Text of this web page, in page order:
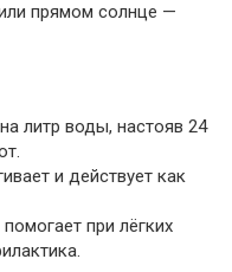
прямом солнце —
литр воды, настояв 24
и действует как
при лёгких